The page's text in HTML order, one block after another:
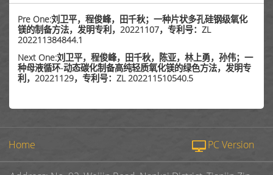
Pre One:刘卫平，程俊峰，田千秋；一种片状多孔硅钢级氧化
镁的制备方法，发明专利，20221107，专利号：ZL
202211384844.1
Next One:刘卫平，程俊峰，田千秋，陈亚，林上勇，孙伟；一
种母液循环-动态碳化制备高纯轻质氧化镁的绿色方法，发明专
利，20221129，专利号：ZL 202211510540.5
Home PC Version